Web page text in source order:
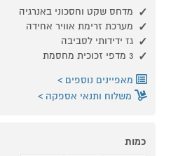
מדחס שקט וחסכוני באנרגיה
מערכת זרימת אוויר אחידה
גז ידידותי לסביבה
3 מדפי זכוכית מחסמת
מאפיינים נוספים
משלוח ותנאי אספקה
כמות